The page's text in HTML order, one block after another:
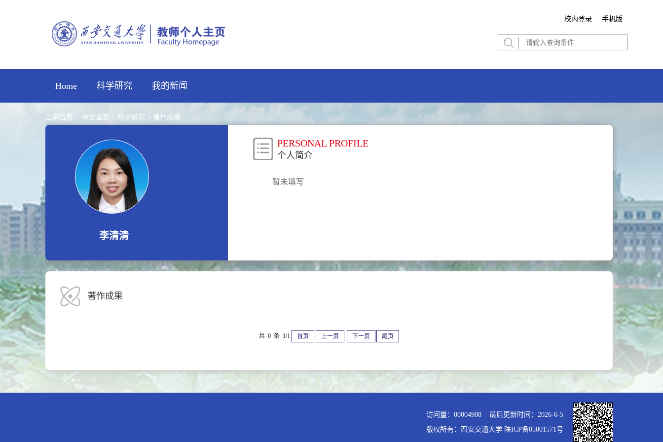
校内登录 手机版
Home 科学研究 我的新闻
当前位置： 中文主页 > 科学研究 > 著作成果
李清清
PERSONAL PROFILE
个人简介
暂未填写
著作成果
共 0 条 1/1 首页 上一页 下一页 尾页
访问量： 00004908 最后更新时间： 2026-6-5
版权所有：西安交通大学 陕ICP备05001571号